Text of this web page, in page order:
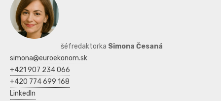
šéfredaktorka Simona Česaná
simona@euroekonom.sk
+421 907 234 066
+420 774 699 168
LinkedIn